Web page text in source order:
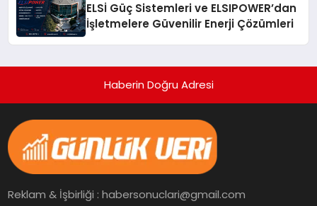
ELSİ Güç Sistemleri ve ELSIPOWER’dan
İşletmelere Güvenilir Enerji Çözümleri
Haberin Doğru Adresi
Reklam & İşbirliği : habersonuclari@gmail.com